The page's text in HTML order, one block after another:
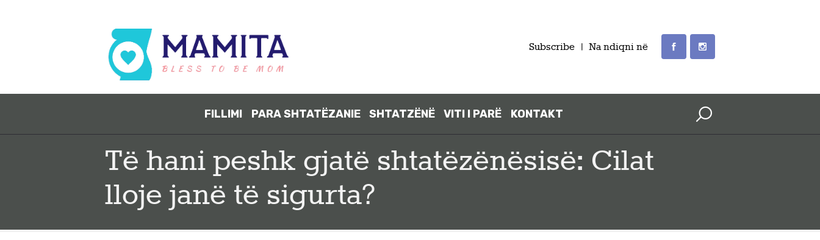
Subscribe Na ndiqni në
FILLIMI PARA SHTATËZANIE SHTATZËNË VITI I PARË KONTAKT
Të hani peshk gjatë shtatëzënësisë: Cilat
lloje janë të sigurta?
FILLIMI
PARA
SHTATËZANI